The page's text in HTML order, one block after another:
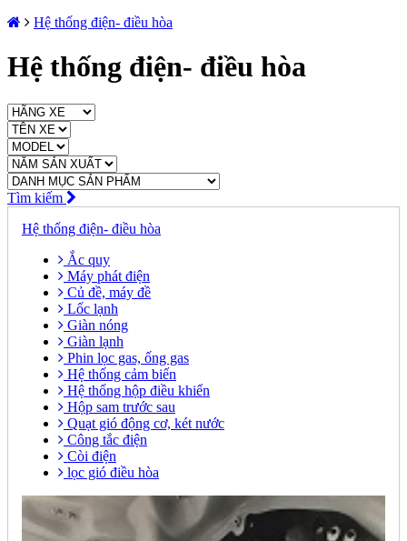
Hệ thống điện- điều hòa
Hệ thống điện- điều hòa
Tìm kiếm
Hệ thống điện- điều hòa
Ắc quy
Máy phát điện
Củ đề, máy đề
Lốc lạnh
Giàn nóng
Giàn lạnh
Phin lọc gas, ống gas
Hệ thống cảm biến
Hệ thống hộp điều khiển
Hộp sam trước sau
Quạt gió động cơ, két nước
Công tắc điện
Còi điện
lọc gió điều hòa